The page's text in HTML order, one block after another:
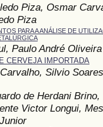
Piza, Osmar
Piza
PARA A ANÁLISE DE
Paulo André Oliveira
CERVEJA IMPORTADA
Silvio
de Herdani
Victor Longui,